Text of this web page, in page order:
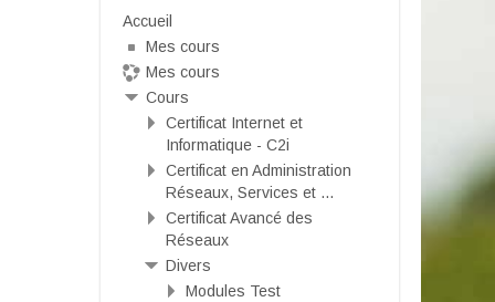
Accueil
Mes cours
Mes cours
Cours
Certificat Internet et
Informatique - C2i
Certificat en Administration
Réseaux, Services et ...
Certificat Avancé des
Réseaux
Divers
Modules Test